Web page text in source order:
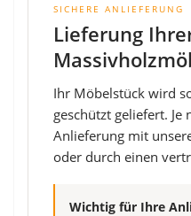
SICHERE ANLIEFERUNG
Lieferung
Ihr Möbelstück wird
geschützt geliefert.
Anlieferung mit
oder durch einen
Wichtig für Ihre